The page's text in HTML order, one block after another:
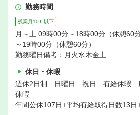
勤務時間
残業月10ｈ以下
月～土:09時00分～18時00分（休憩60
～19時00分（休憩60分）
勤務曜日備考：月火水木金土
休日・休暇
週休2日制 日曜日 祝日 有給休暇
休暇
年間公休107日+平均有給取得日数13日